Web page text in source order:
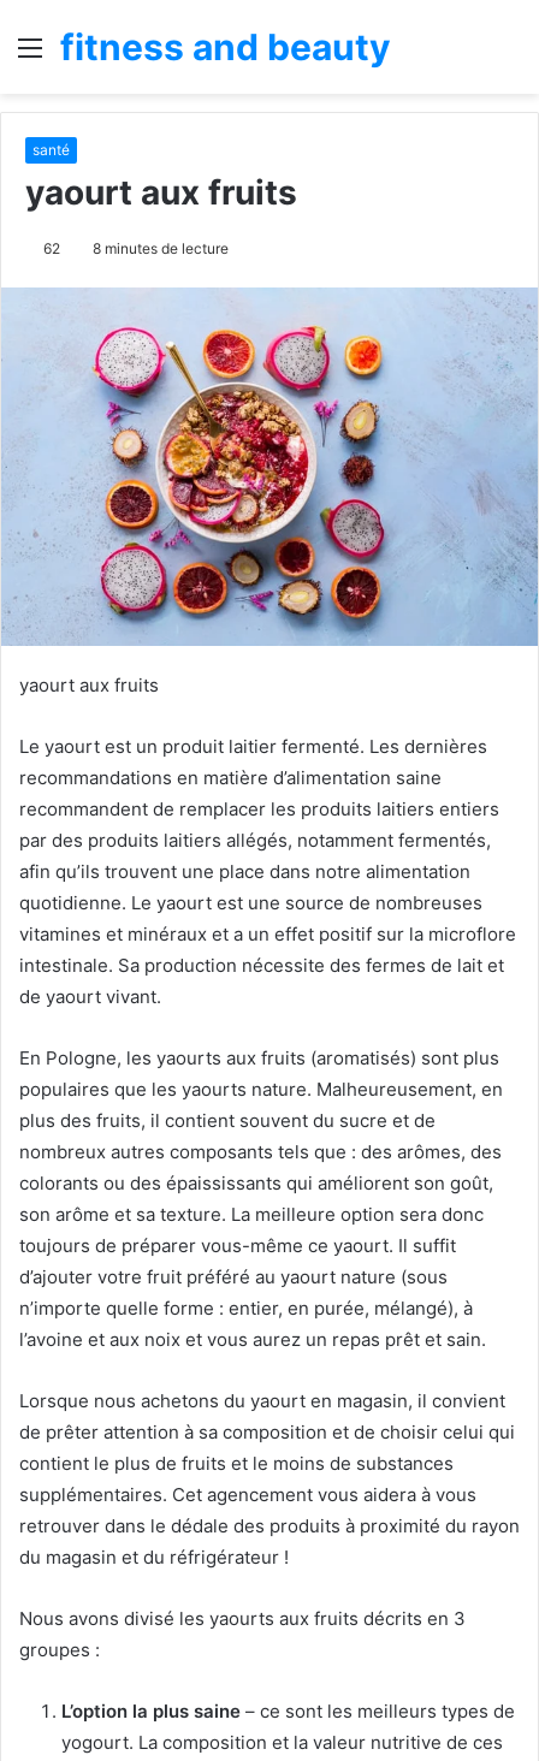
Menu
fitness and beauty
santé
yaourt aux fruits
62 8 minutes de lecture
yaourt aux fruits
Le yaourt est un produit laitier fermenté. Les dernières
recommandations en matière d’alimentation saine
recommandent de remplacer les produits laitiers entiers
par des produits laitiers allégés, notamment fermentés,
afin qu’ils trouvent une place dans notre alimentation
quotidienne. Le yaourt est une source de nombreuses
vitamines et minéraux et a un effet positif sur la microflore
intestinale. Sa production nécessite des fermes de lait et
de yaourt vivant.
En Pologne, les yaourts aux fruits (aromatisés) sont plus
populaires que les yaourts nature. Malheureusement, en
plus des fruits, il contient souvent du sucre et de
nombreux autres composants tels que : des arômes, des
colorants ou des épaississants qui améliorent son goût,
son arôme et sa texture. La meilleure option sera donc
toujours de préparer vous-même ce yaourt. Il suffit
d’ajouter votre fruit préféré au yaourt nature (sous
n’importe quelle forme : entier, en purée, mélangé), à
l’avoine et aux noix et vous aurez un repas prêt et sain.
Lorsque nous achetons du yaourt en magasin, il convient
de prêter attention à sa composition et de choisir celui qui
contient le plus de fruits et le moins de substances
supplémentaires. Cet agencement vous aidera à vous
retrouver dans le dédale des produits à proximité du rayon
du magasin et du réfrigérateur !
Nous avons divisé les yaourts aux fruits décrits en 3
groupes :
L’option la plus saine – ce sont les meilleurs types de
yogourt. La composition et la valeur nutritive de ces